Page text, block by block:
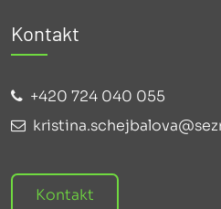
Kontakt
+420 724 040 055
Kontakt